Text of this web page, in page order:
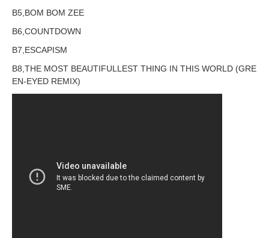
B5,BOM BOM ZEE
B6,COUNTDOWN
B7,ESCAPISM
B8,THE MOST BEAUTIFULLEST THING IN THIS WORLD (GRE
EN-EYED REMIX)